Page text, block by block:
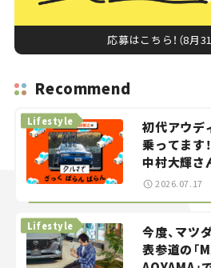
応募はこちら！（8月
Recommend
初代アウデ
乗ってます
中村大輝
智之の「ク
Lifestyle
2026.07.17
今度、マツ
表参道の「
Lifestyle